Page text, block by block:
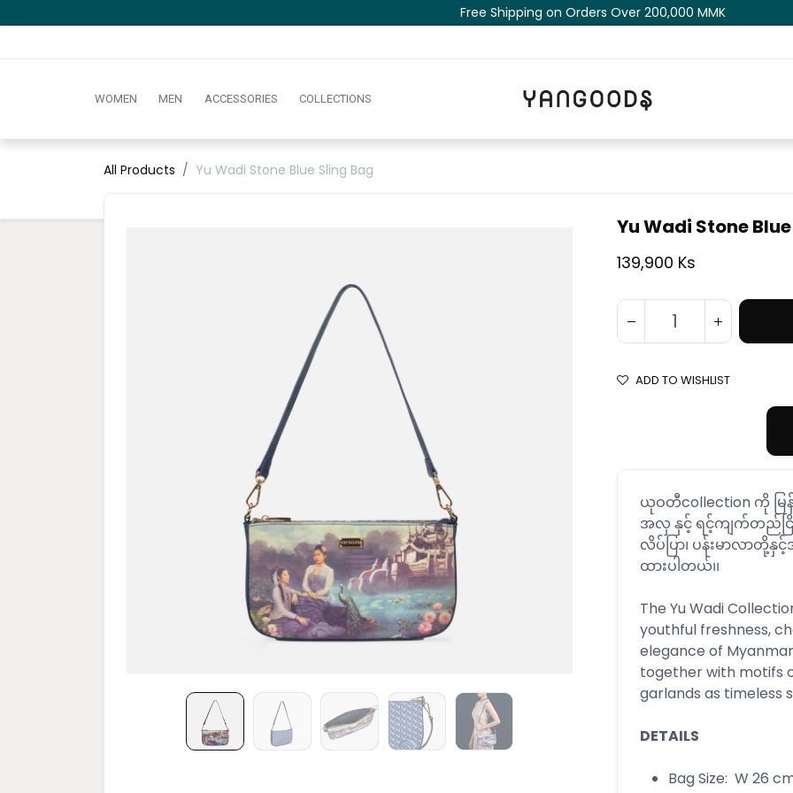
Free Shipping on Orders Over 200,000 MM​K​​ ​​​
WOMEN MEN ACCESSORIES COLLECTIONS
All Products Yu Wadi Stone Blue Sling Bag
Yu Wadi Stone
139,900 Ks
ADD TO WISHLIST
ယုဝတီcollection ကို မြ
အလှ နှင့် ရင့်ကျက်တည်ငြိမ်
လိပ်ပြာ၊ ပန်းမာလာတို့နှ
ထား‌ပါတယ်၊၊
The Yu Wadi
youthful freshness,
elegance of
together with motifs
garlands as timeless
DETAILS
Bag Size: W 26